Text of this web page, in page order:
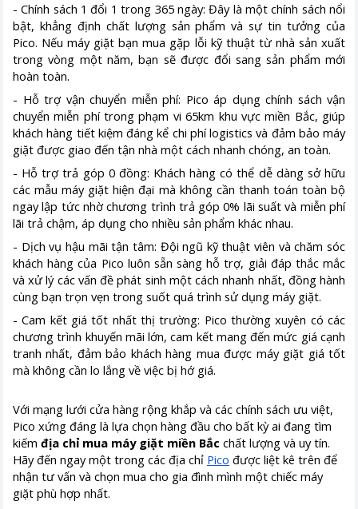
- Chính sách 1 đổi 1 trong 365 ngày: Đây là một chính sách nổi
bật, khẳng định chất lượng sản phẩm và sự tin tưởng của
Pico. Nếu máy giặt bạn mua gặp lỗi kỹ thuật từ nhà sản xuất
trong vòng một năm, bạn sẽ được đổi sang sản phẩm mới
hoàn toàn.
- Hỗ trợ vận chuyển miễn phí: Pico áp dụng chính sách vận
chuyển miễn phí trong phạm vi 65km khu vực miền Bắc, giúp
khách hàng tiết kiệm đáng kể chi phí logistics và đảm bảo máy
giặt được giao đến tận nhà một cách nhanh chóng, an toàn.
- Hỗ trợ trả góp 0 đồng: Khách hàng có thể dễ dàng sở hữu
các mẫu máy giặt hiện đại mà không cần thanh toán toàn bộ
ngay lập tức nhờ chương trình trả góp 0% lãi suất và miễn phí
lãi trả chậm, áp dụng cho nhiều sản phẩm khác nhau.
- Dịch vụ hậu mãi tận tâm: Đội ngũ kỹ thuật viên và chăm sóc
khách hàng của Pico luôn sẵn sàng hỗ trợ, giải đáp thắc mắc
và xử lý các vấn đề phát sinh một cách nhanh nhất, đồng hành
cùng bạn trọn vẹn trong suốt quá trình sử dụng máy giặt.
- Cam kết giá tốt nhất thị trường: Pico thường xuyên có các
chương trình khuyến mãi lớn, cam kết mang đến mức giá cạnh
tranh nhất, đảm bảo khách hàng mua được máy giặt giá tốt
mà không cần lo lắng về việc bị hớ giá.
Với mạng lưới cửa hàng rộng khắp và các chính sách ưu việt,
Pico xứng đáng là lựa chọn hàng đầu cho bất kỳ ai đang tìm
kiếm địa chỉ mua máy giặt miền Bắc chất lượng và uy tín.
Hãy đến ngay một trong các địa chỉ Pico được liệt kê trên để
nhận tư vấn và chọn mua cho gia đình mình một chiếc máy
giặt phù hợp nhất.